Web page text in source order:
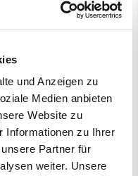
und Anzeigen zu
Medien anbieten
Website zu
Informationen zu Ihrer
Partner für
weiter. Unsere